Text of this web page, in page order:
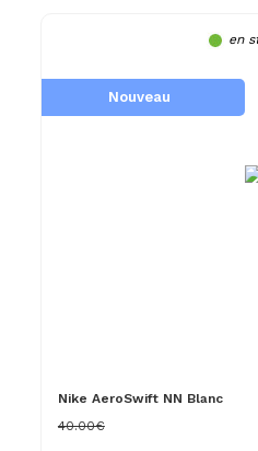
en
Nouveau
Nike AeroSwift NN Blanc
40.00€